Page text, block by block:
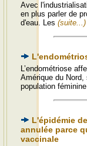
Avec
en plus parler de
d'eau. Les (suite...)
L’endométriose
Amérique du
population
L'épidémie
annulée parce
vaccinale